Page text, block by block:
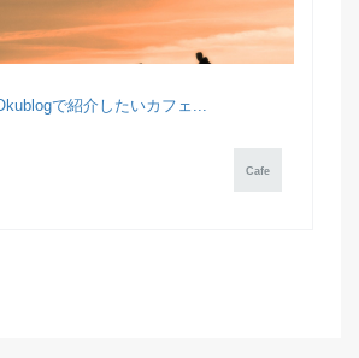
で紹介したいカフェ...
Cafe